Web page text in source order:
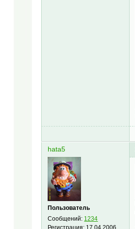
hata5
Пользователь
Сообщений: 1234
Регистрация: 17.04.2006